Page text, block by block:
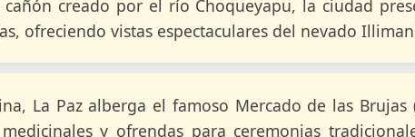
creado por el río Choqueyapu, la ciudad
ofreciendo vistas espectaculares del nevado
La Paz alberga el famoso Mercado de las Brujas
y ofrendas para ceremonias